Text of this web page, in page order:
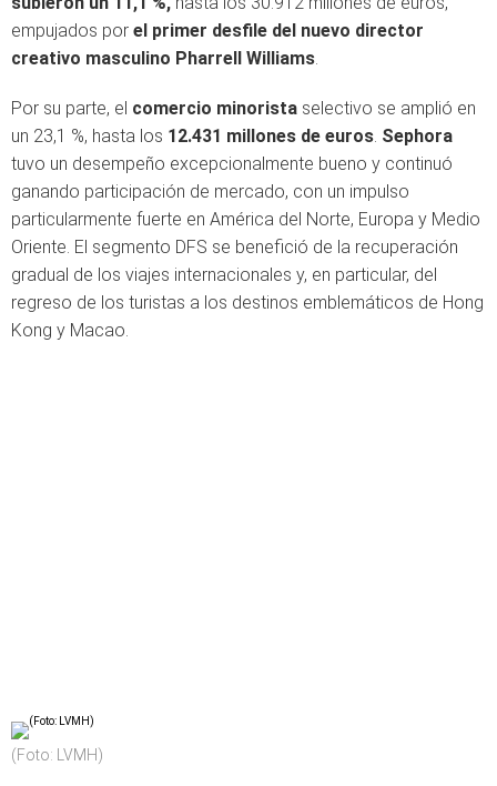
empujados por el primer desfile del nuevo director
creativo masculino Pharrell Williams.
Por su parte, el comercio minorista selectivo se amplió en
un 23,1 %, hasta los 12.431 millones de euros. Sephora
tuvo un desempeño excepcionalmente bueno y continuó
ganando participación de mercado, con un impulso
particularmente fuerte en América del Norte, Europa y Medio
Oriente. El segmento DFS se benefició de la recuperación
gradual de los viajes internacionales y, en particular, del
regreso de los turistas a los destinos emblemáticos de Hong
Kong y Macao.
(Foto: LVMH)